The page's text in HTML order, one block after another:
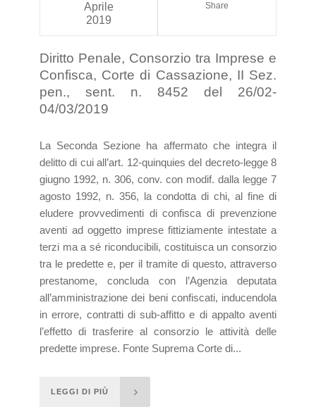
Aprile
2019
Share
Diritto Penale, Consorzio tra Imprese e
Confisca, Corte di Cassazione, II Sez.
pen., sent. n. 8452 del 26/02-
04/03/2019
La Seconda Sezione ha affermato che integra il
delitto di cui all’art. 12-quinquies del decreto-legge 8
giugno 1992, n. 306, conv. con modif. dalla legge 7
agosto 1992, n. 356, la condotta di chi, al fine di
eludere provvedimenti di confisca di prevenzione
aventi ad oggetto imprese fittiziamente intestate a
terzi ma a sé riconducibili, costituisca un consorzio
tra le predette e, per il tramite di questo, attraverso
prestanome, concluda con l’Agenzia deputata
all’amministrazione dei beni confiscati, inducendola
in errore, contratti di sub-affitto e di appalto aventi
l’effetto di trasferire al consorzio le attività delle
predette imprese. Fonte Suprema Corte di...
LEGGI DI PIÙ